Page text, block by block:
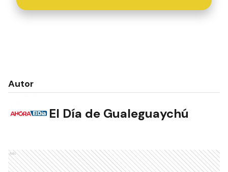
Autor
El Día de Gualeguaychú
Ads